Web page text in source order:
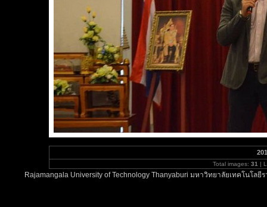
Total images: 31 |
Rajamangala University of Technology Thanyaburi มหาวิทยาลัยเทคโนโ